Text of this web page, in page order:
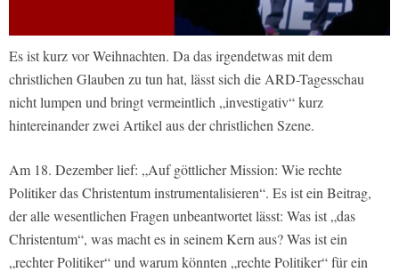
Es ist kurz vor Weihnachten. Da das irgendetwas mit dem
christlichen Glauben zu tun hat, lässt sich die ARD-Tagesschau
nicht lumpen und bringt vermeintlich „investigativ“ kurz
hintereinander zwei Artikel aus der christlichen Szene.
Am 18. Dezember lief: „Auf göttlicher Mission: Wie rechte
Politiker das Christentum instrumentalisieren“. Es ist ein Beitrag,
der alle wesentlichen Fragen unbeantwortet lässt: Was ist „das
Christentum“, was macht es in seinem Kern aus? Was ist ein
„rechter Politiker“ und warum könnten „rechte Politiker“ für ein